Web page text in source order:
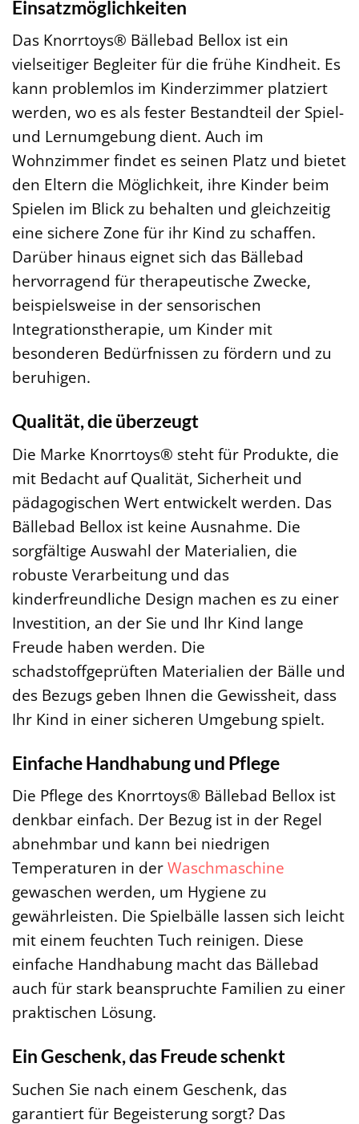
Einsatzmöglichkeiten
Das Knorrtoys® Bällebad Bellox ist ein
vielseitiger Begleiter für die frühe Kindheit. Es
kann problemlos im Kinderzimmer platziert
werden, wo es als fester Bestandteil der Spiel-
und Lernumgebung dient. Auch im
Wohnzimmer findet es seinen Platz und bietet
den Eltern die Möglichkeit, ihre Kinder beim
Spielen im Blick zu behalten und gleichzeitig
eine sichere Zone für ihr Kind zu schaffen.
Darüber hinaus eignet sich das Bällebad
hervorragend für therapeutische Zwecke,
beispielsweise in der sensorischen
Integrationstherapie, um Kinder mit
besonderen Bedürfnissen zu fördern und zu
beruhigen.
Qualität, die überzeugt
Die Marke Knorrtoys® steht für Produkte, die
mit Bedacht auf Qualität, Sicherheit und
pädagogischen Wert entwickelt werden. Das
Bällebad Bellox ist keine Ausnahme. Die
sorgfältige Auswahl der Materialien, die
robuste Verarbeitung und das
kinderfreundliche Design machen es zu einer
Investition, an der Sie und Ihr Kind lange
Freude haben werden. Die
schadstoffgeprüften Materialien der Bälle und
des Bezugs geben Ihnen die Gewissheit, dass
Ihr Kind in einer sicheren Umgebung spielt.
Einfache Handhabung und Pflege
Die Pflege des Knorrtoys® Bällebad Bellox ist
denkbar einfach. Der Bezug ist in der Regel
abnehmbar und kann bei niedrigen
Temperaturen in derWaschmaschine
gewaschen werden, um Hygiene zu
gewährleisten. Die Spielbälle lassen sich leicht
mit einem feuchten Tuch reinigen. Diese
einfache Handhabung macht das Bällebad
auch für stark beanspruchte Familien zu einer
praktischen Lösung.
Ein Geschenk, das Freude schenkt
Suchen Sie nach einem Geschenk, das
garantiert für Begeisterung sorgt? Das